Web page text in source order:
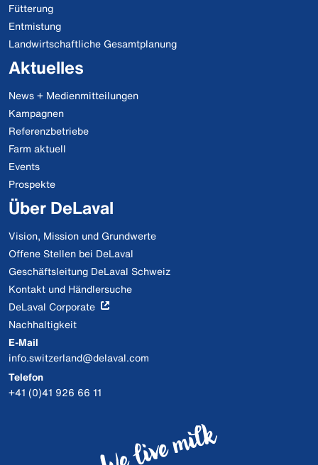
Fütterung
Entmistung
Landwirtschaftliche Gesamtplanung
Aktuelles
News + Medienmitteilungen
Kampagnen
Referenzbetriebe
Farm aktuell
Events
Prospekte
Über DeLaval
Vision, Mission und Grundwerte
Offene Stellen bei DeLaval
Geschäftsleitung DeLaval Schweiz
Kontakt und Händlersuche
DeLaval Corporate
Nachhaltigkeit
E-Mail
info.switzerland@delaval.com
Telefon
+41 (0)41 926 66 11